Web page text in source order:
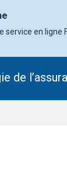
service en
de